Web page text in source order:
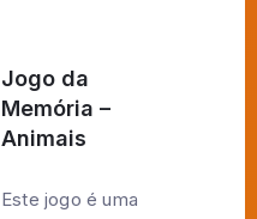
Jogo da
Memória –
Animais
Este jogo é uma